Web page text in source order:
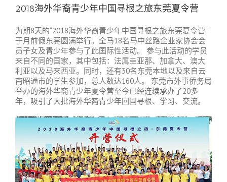
2018海外华裔青少年中国寻根之旅东莞夏令营
为期8天的“2018海外华裔青少年中国寻根之旅东莞夏令营”
于月前假东莞圆满举行。全马18名马中丝路企业家协会会
员子女及青少年参与了此国际性活动。 参与此活动的学员
来自不同的国家，其中包括：法属圭亚那、加拿大、澳大
利亚以及马来西亚。同时，还有30名东莞本地以及来自云
南昭通市的学生参加，总人数达160人。 东莞市外事侨务局
举办的海外华裔青少年夏令营至今已经连续承办了20多
年，吸引了大批海外华裔青少年回国寻根、学习、交流。